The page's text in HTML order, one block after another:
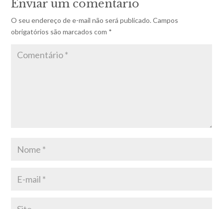
Enviar um comentário
O seu endereço de e-mail não será publicado. Campos
obrigatórios são marcados com *